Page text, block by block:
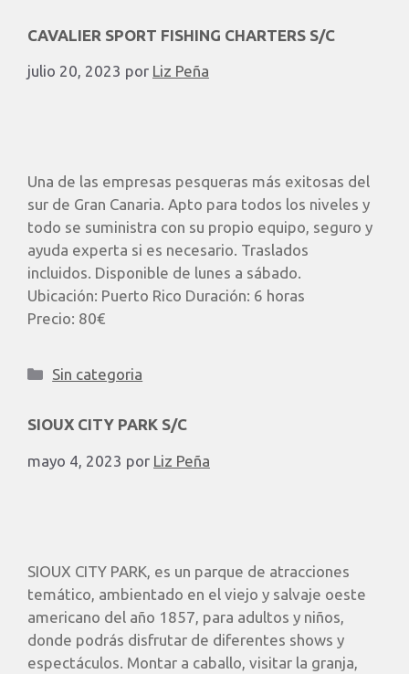
CAVALIER SPORT FISHING CHARTERS S/C
julio 20, 2023 por Liz Peña
Una de las empresas pesqueras más exitosas del
sur de Gran Canaria. Apto para todos los niveles y
todo se suministra con su propio equipo, seguro y
ayuda experta si es necesario. Traslados
incluidos. Disponible de lunes a sábado. ​
Ubicación: Puerto Rico Duración: 6 horas
Precio: 80€
Sin categoria
SIOUX CITY PARK S/C
mayo 4, 2023 por Liz Peña
SIOUX CITY PARK, es un parque de atracciones
temático, ambientado en el viejo y salvaje oeste
americano del año 1857, para adultos y niños,
donde podrás disfrutar de diferentes shows y
espectáculos. Montar a caballo, visitar la granja,